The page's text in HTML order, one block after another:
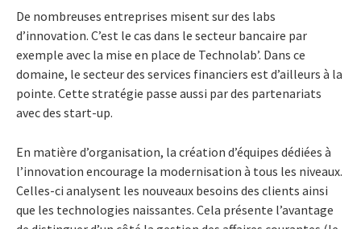
De nombreuses entreprises misent sur des labs
d’innovation. C’est le cas dans le secteur bancaire par
exemple avec la mise en place de Technolab’. Dans ce
domaine, le secteur des services financiers est d’ailleurs à la
pointe. Cette stratégie passe aussi par des partenariats
avec des start-up.
En matière d’organisation, la création d’équipes dédiées à
l’innovation encourage la modernisation à tous les niveaux.
Celles-ci analysent les nouveaux besoins des clients ainsi
que les technologies naissantes. Cela présente l’avantage